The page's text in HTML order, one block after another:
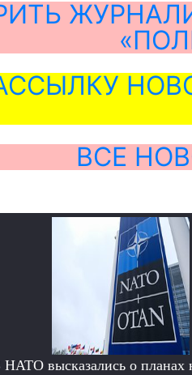
ВСЕ
высказались о планах